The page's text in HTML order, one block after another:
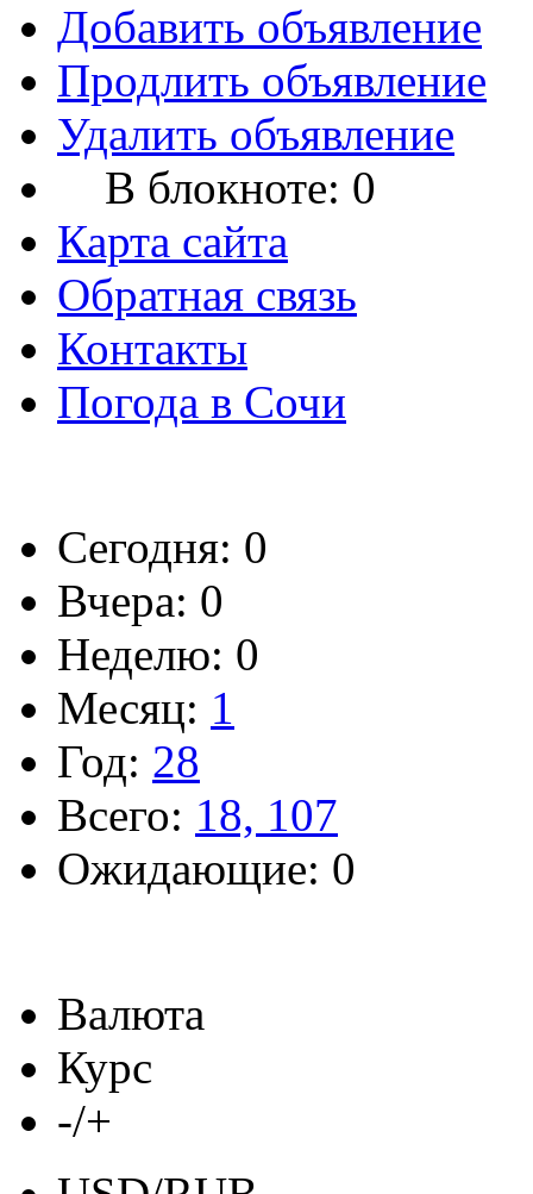
Добавить объявление
Продлить объявление
Удалить объявление
В блокноте: 0
Карта сайта
Обратная связь
Контакты
Погода в Сочи
Сегодня: 0
Вчера: 0
Неделю: 0
Месяц: 1
Год: 28
Всего: 18, 107
Ожидающие: 0
Валюта
Курс
-/+